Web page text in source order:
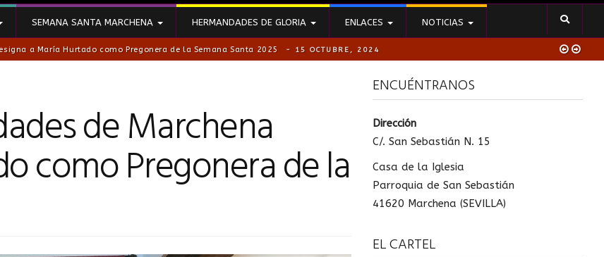
SEMANA SANTA MARCHENA HERMANDADES DE GLORIA ENLACES NOTICIAS
a María Hurtado como Pregonera de la Semana Santa 2025 - 15 OCTUBRE, 2024
de Marchena
como Pregonera de la
ENCUÉNTRANOS
Dirección
C/. San Sebastián N. 15
Casa de la Iglesia
Parroquia de San Sebastián
41620 Marchena (SEVILLA)
EL CARTEL